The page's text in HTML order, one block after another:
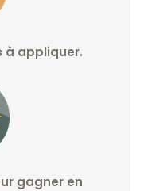
à appliquer.
gagner en